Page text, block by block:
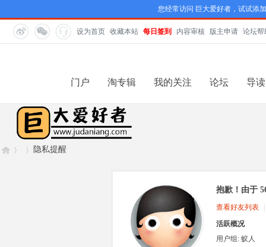
您经常访问 巨大爱好者，试试添
设为首页 收藏本站 每日签到 内容审核 版主申请 论坛帮
门户 淘专辑 我的关注 论坛 导读
隐私提醒
抱歉！由于
查看好友列表
活跃概况
用户组: 蚁人